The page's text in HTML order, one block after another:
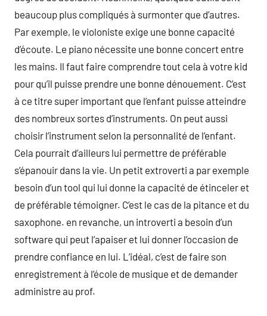
beaucoup plus compliqués à surmonter que d’autres.
Par exemple, le violoniste exige une bonne capacité
d’écoute. Le piano nécessite une bonne concert entre
les mains. Il faut faire comprendre tout cela à votre kid
pour qu’il puisse prendre une bonne dénouement. C’est
à ce titre super important que l’enfant puisse atteindre
des nombreux sortes d’instruments. On peut aussi
choisir l’instrument selon la personnalité de l’enfant.
Cela pourrait d’ailleurs lui permettre de préférable
s’épanouir dans la vie. Un petit extroverti a par exemple
besoin d’un tool qui lui donne la capacité de étinceler et
de préférable témoigner. C’est le cas de la pitance et du
saxophone. en revanche, un introverti a besoin d’un
software qui peut l’apaiser et lui donner l’occasion de
prendre confiance en lui. L’idéal, c’est de faire son
enregistrement à l’école de musique et de demander
administre au prof.